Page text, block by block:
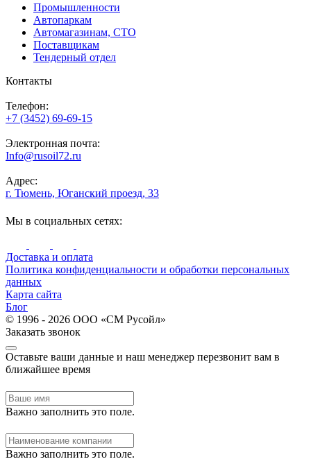
Промышленности
Автопаркам
Автомагазинам, СТО
Поставщикам
Тендерный отдел
Контакты
Телефон:
+7 (3452) 69-69-15
Электронная почта:
Info@rusoil72.ru
Адрес:
г. Тюмень, Юганский проезд, 33
Мы в социальных сетях:
Доставка и оплата
Политика конфиденциальности и обработки персональных
данных
Карта сайта
Блог
© 1996 - 2026 ООО «СМ Русойл»
Заказать звонок
Оставьте ваши данные и наш менеджер перезвонит вам в
ближайшее время
Важно заполнить это поле.
Важно заполнить это поле.